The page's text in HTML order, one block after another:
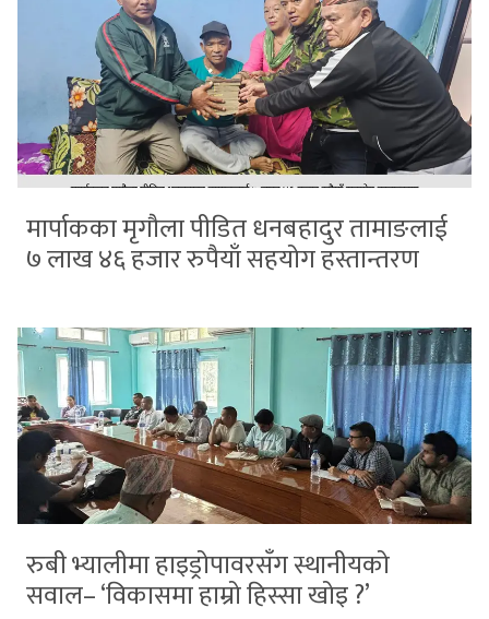
मार्पाकका मृगौला पीडित धनबहादुर तामाङलाई
७ लाख ४६ हजार रुपैयाँ सहयोग हस्तान्तरण
रुबी भ्यालीमा हाइड्रोपावरसँग स्थानीयको
सवाल– ‘विकासमा हाम्रो हिस्सा खोइ ?’